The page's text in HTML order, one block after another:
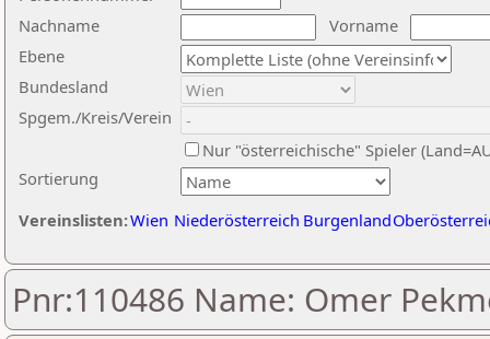
Nachname
Vorname
Ebene
Sortierung
Bundesland
Spgem./Kreis/Verein
Nur "österreichische" Spieler
Vereinslisten:Wien Niederösterreich Burgenland
Pnr:110486 Name: Omer